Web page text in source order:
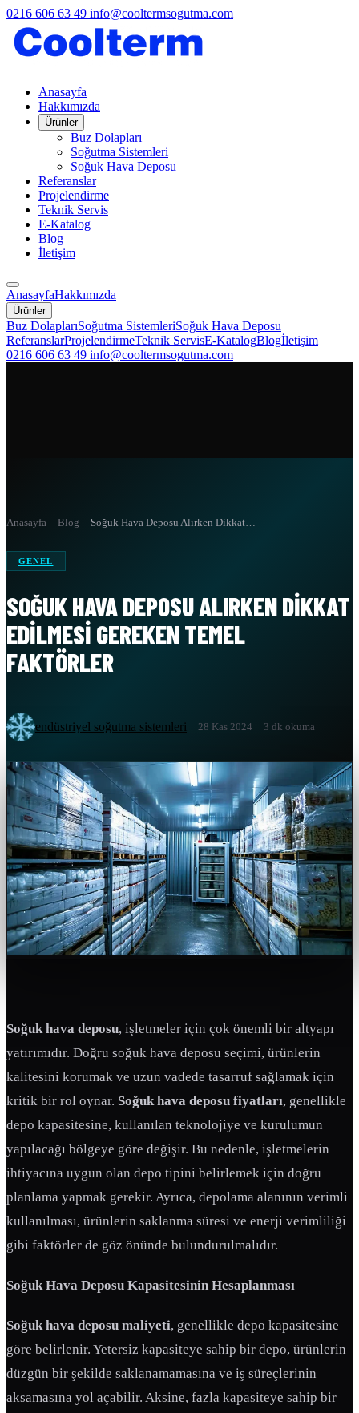
0216 606 63 49 info@cooltermsogutma.com
Anasayfa
Hakkımızda
Ürünler
Buz Dolapları
Soğutma Sistemleri
Soğuk Hava Deposu
Referanslar
Projelendirme
Teknik Servis
E-Katalog
Blog
İletişim
AnasayfaHakkımızda
Ürünler
Buz DolaplarıSoğutma SistemleriSoğuk Hava Deposu
ReferanslarProjelendirmeTeknik ServisE-KatalogBlogİletişim
0216 606 63 49 info@cooltermsogutma.com
Anasayfa Blog Soğuk Hava Deposu Alırken Dikkat…
GENEL
SOĞUK HAVA DEPOSU ALIRKEN DIKKAT
EDILMESI GEREKEN TEMEL
FAKTÖRLER
endüstriyel soğutma sistemleri 28 Kas 2024 3 dk okuma
Soğuk hava deposu, işletmeler için çok önemli bir altyapı
yatırımıdır. Doğru soğuk hava deposu seçimi, ürünlerin
kalitesini korumak ve uzun vadede tasarruf sağlamak için
kritik bir rol oynar. Soğuk hava deposu fiyatları, genellikle
depo kapasitesine, kullanılan teknolojiye ve kurulumun
yapılacağı bölgeye göre değişir. Bu nedenle, işletmelerin
ihtiyacına uygun olan depo tipini belirlemek için doğru
planlama yapmak gerekir. Ayrıca, depolama alanının verimli
kullanılması, ürünlerin saklanma süresi ve enerji verimliliği
gibi faktörler de göz önünde bulundurulmalıdır.
Soğuk Hava Deposu Kapasitesinin Hesaplanması
Soğuk hava deposu maliyeti, genellikle depo kapasitesine
göre belirlenir. Yetersiz kapasiteye sahip bir depo, ürünlerin
düzgün bir şekilde saklanamamasına ve iş süreçlerinin
aksamasına yol açabilir. Aksine, fazla kapasiteye sahip bir